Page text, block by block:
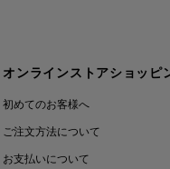
オンラインストアショッピ
初めてのお客様へ
ご注文方法について
お支払いについて